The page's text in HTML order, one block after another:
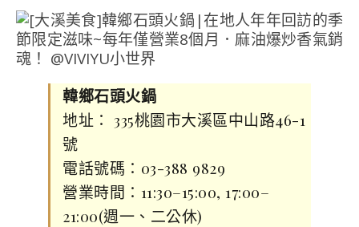
韓鄉石頭火鍋
地址： 335桃園市大溪區中山路46-1
號
電話號碼：03-388 9829
營業時間：11:30–15:00, 17:00–
21:00(週一、二公休)